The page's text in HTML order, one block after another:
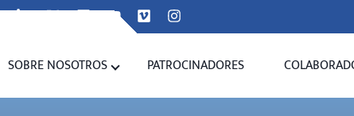
SOBRE NOSOTROS PATROCINADORES